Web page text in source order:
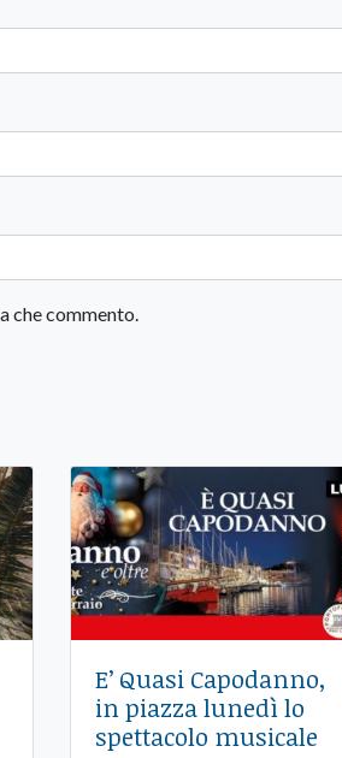
che commento.
E’ Quasi Capodanno,
in piazza lunedì lo
spettacolo musicale